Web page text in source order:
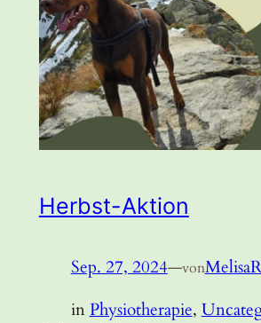
Herbst-Aktion
Sep. 27, 2024—vonMelisaR
inPhysiotherapie,